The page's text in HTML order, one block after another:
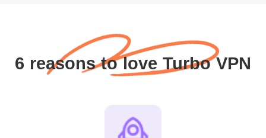
6 reasons to love Turbo VPN